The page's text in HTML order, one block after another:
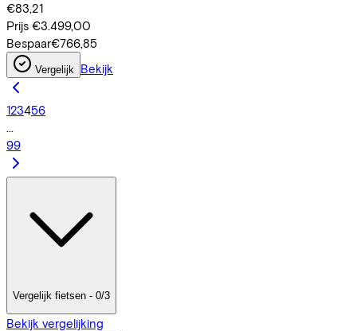
€83,21
Prijs €3.499,00
Bespaar€766,85
Vergelijk Bekijk
123456
...
99
Vergelijk fietsen - 0/3
Bekijk vergelijking